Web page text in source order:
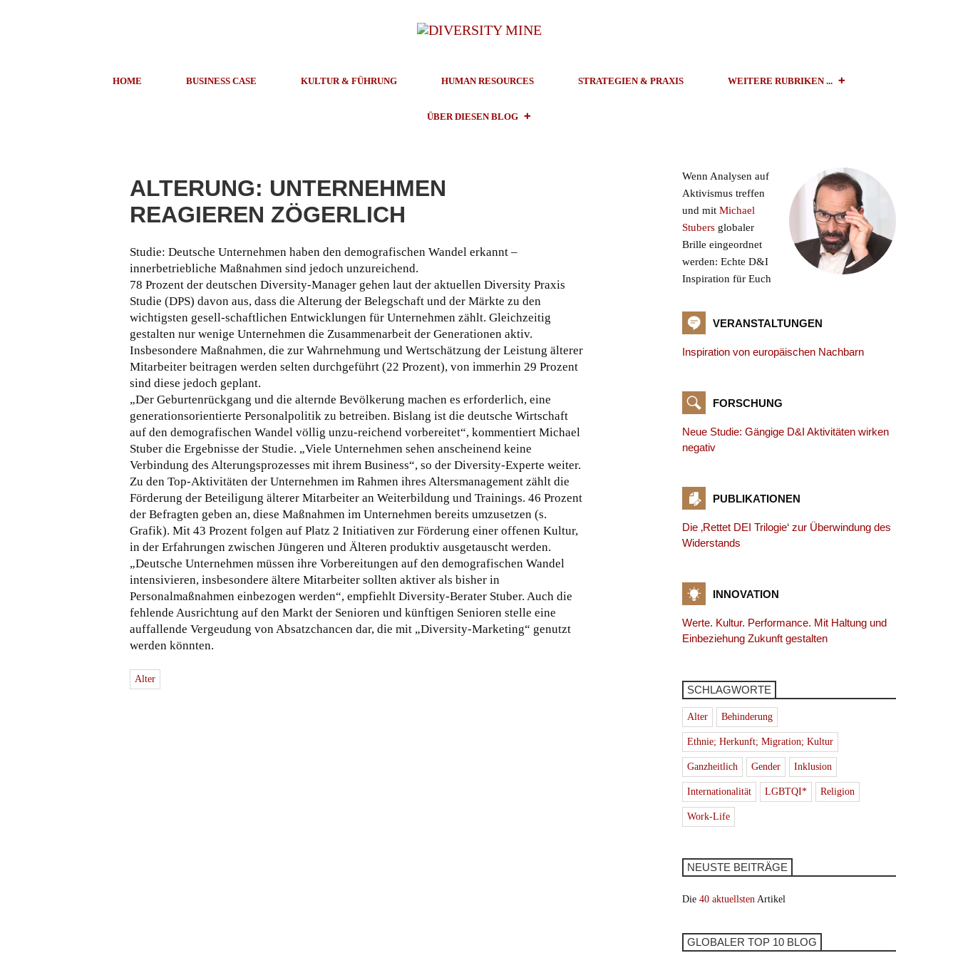
HOME BUSINESS CASE KULTUR & FÜHRUNG HUMAN RESOURCES STRATEGIEN & PRAXIS WEITERE RUBRIKEN ...
ÜBER DIESEN BLOG
ALTERUNG: UNTERNEHMEN
REAGIEREN ZÖGERLICH
Studie: Deutsche Unternehmen haben den demografischen Wandel erkannt –
innerbetriebliche Maßnahmen sind jedoch unzureichend.
78 Prozent der deutschen Diversity-Manager gehen laut der aktuellen Diversity Praxis
Studie (DPS) davon aus, dass die Alterung der Belegschaft und der Märkte zu den
wichtigsten gesell-schaftlichen Entwicklungen für Unternehmen zählt. Gleichzeitig
gestalten nur wenige Unternehmen die Zusammenarbeit der Generationen aktiv.
Insbesondere Maßnahmen, die zur Wahrnehmung und Wertschätzung der Leistung älterer
Mitarbeiter beitragen werden selten durchgeführt (22 Prozent), von immerhin 29 Prozent
sind diese jedoch geplant.
„Der Geburtenrückgang und die alternde Bevölkerung machen es erforderlich, eine
generationsorientierte Personalpolitik zu betreiben. Bislang ist die deutsche Wirtschaft
auf den demografischen Wandel völlig unzu-reichend vorbereitet“, kommentiert Michael
Stuber die Ergebnisse der Studie. „Viele Unternehmen sehen anscheinend keine
Verbindung des Alterungsprozesses mit ihrem Business“, so der Diversity-Experte weiter.
Zu den Top-Aktivitäten der Unternehmen im Rahmen ihres Altersmanagement zählt die
Förderung der Beteiligung älterer Mitarbeiter an Weiterbildung und Trainings. 46 Prozent
der Befragten geben an, diese Maßnahmen im Unternehmen bereits umzusetzen (s.
Grafik). Mit 43 Prozent folgen auf Platz 2 Initiativen zur Förderung einer offenen Kultur,
in der Erfahrungen zwischen Jüngeren und Älteren produktiv ausgetauscht werden.
„Deutsche Unternehmen müssen ihre Vorbereitungen auf den demografischen Wandel
intensivieren, insbesondere ältere Mitarbeiter sollten aktiver als bisher in
Personalmaßnahmen einbezogen werden“, empfiehlt Diversity-Berater Stuber. Auch die
fehlende Ausrichtung auf den Markt der Senioren und künftigen Senioren stelle eine
auffallende Vergeudung von Absatzchancen dar, die mit „Diversity-Marketing“ genutzt
werden könnten.
Alter
Wenn Analysen auf
Aktivismus treffen
und mit Michael
Stubers globaler
Brille eingeordnet
werden: Echte D&I
Inspiration für Euch
VERANSTALTUNGEN
Inspiration von europäischen Nachbarn
FORSCHUNG
Neue Studie: Gängige D&I Aktivitäten wirken
negativ
PUBLIKATIONEN
Die ‚Rettet DEI Trilogie‘ zur Überwindung des
Widerstands
INNOVATION
Werte. Kultur. Performance. Mit Haltung und
Einbeziehung Zukunft gestalten
SCHLAGWORTE
Alter Behinderung
Ethnie; Herkunft; Migration; Kultur
Ganzheitlich Gender Inklusion
Internationalität LGBTQI* Religion
Work-Life
NEUSTE BEITRÄGE
Die 40 aktuellsten Artikel
GLOBALER TOP 10 BLOG